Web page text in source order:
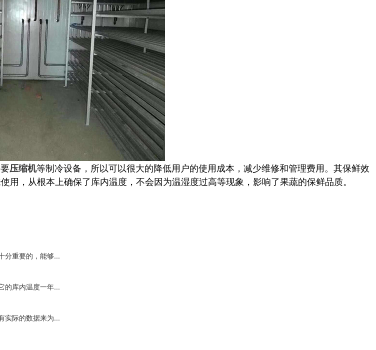
压缩机等制冷设备，所以可以很大的降低用户的使用成本，减少维修和管理费用。其保鲜效
，从根本上确保了库内温度，不会因为温湿度过高等现象，影响了果蔬的保鲜品质。
分重要的，能够...
的库内温度一年...
实际的数据来为...